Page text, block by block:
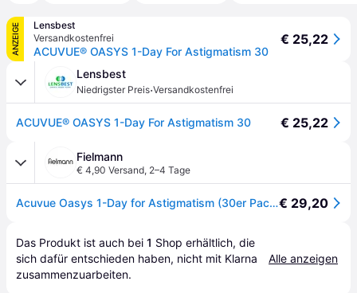
ANZEIGE
Lensbest
Versandkostenfrei
ACUVUE® OASYS 1-Day For Astigmatism 30
€ 25,22
Lensbest
Niedrigster Preis·Versandkostenfrei
ACUVUE® OASYS 1-Day For Astigmatism 30 € 25,22
Fielmann
€ 4,90 Versand, 2–4 Tage
Acuvue Oasys 1-Day for Astigmatism (30er Packung)€ 29,20
Das Produkt ist auch bei 1 Shop erhältlich, die
sich dafür entschieden haben, nicht mit Klarna
zusammenzuarbeiten.
Alle anzeigen